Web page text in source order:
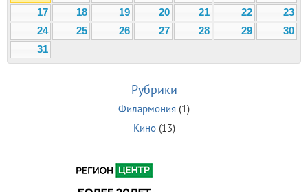
17
18 19 20 21 22
23
24
25 26 27 28 29
30
31
Рубрики
Филармония (1)
Кино(13)